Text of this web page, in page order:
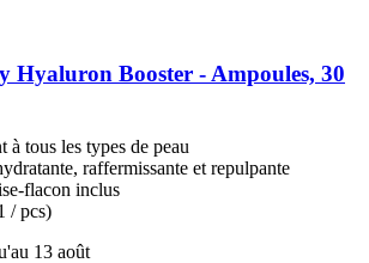
Hyaluron Booster -​ Ampoules, 30
à tous les types de peau
raffermissante et repulpante
flacon inclus
/ pcs)
13 août